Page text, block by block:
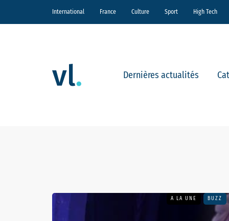
International France Culture Sport High Tech
Dernières actualités
A LA UNE BUZZ